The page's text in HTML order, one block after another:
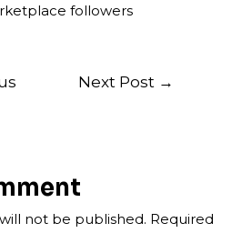
followers
Next Post →
not be published. Required